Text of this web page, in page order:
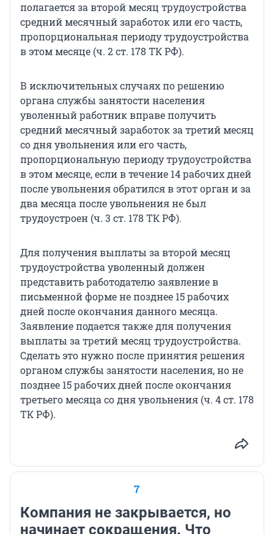
полагается за второй месяц трудоустройства
средний месячный заработок или его часть,
пропорциональная периоду трудоустройства
в этом месяце (ч. 2 ст. 178 ТК РФ).
В исключительных случаях по решению
органа службы занятости населения
уволенный работник вправе получить
средний месячный заработок за третий месяц
со дня увольнения или его часть,
пропорциональную периоду трудоустройства
в этом месяце, если в течение 14 рабочих дней
после увольнения обратился в этот орган и за
два месяца после увольнения не был
трудоустроен (ч. 3 ст. 178 ТК РФ).
Для получения выплаты за второй месяц
трудоустройства уволенный должен
представить работодателю заявление в
письменной форме не позднее 15 рабочих
дней после окончания данного месяца.
Заявление подается также для получения
выплаты за третий месяц трудоустройства.
Сделать это нужно после принятия решения
органом службы занятости населения, но не
позднее 15 рабочих дней после окончания
третьего месяца со дня увольнения (ч. 4 ст. 178
ТК РФ).
7
Компания не закрывается, но
начинает сокращения. Что